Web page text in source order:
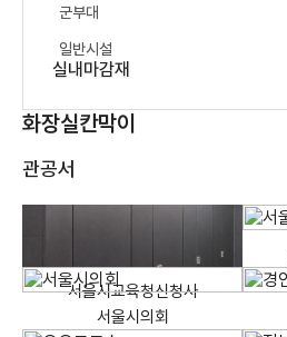
군부대
일반시설
실내마감재
화장실칸막이
관공서
서울시교육청신청사
서울시의회